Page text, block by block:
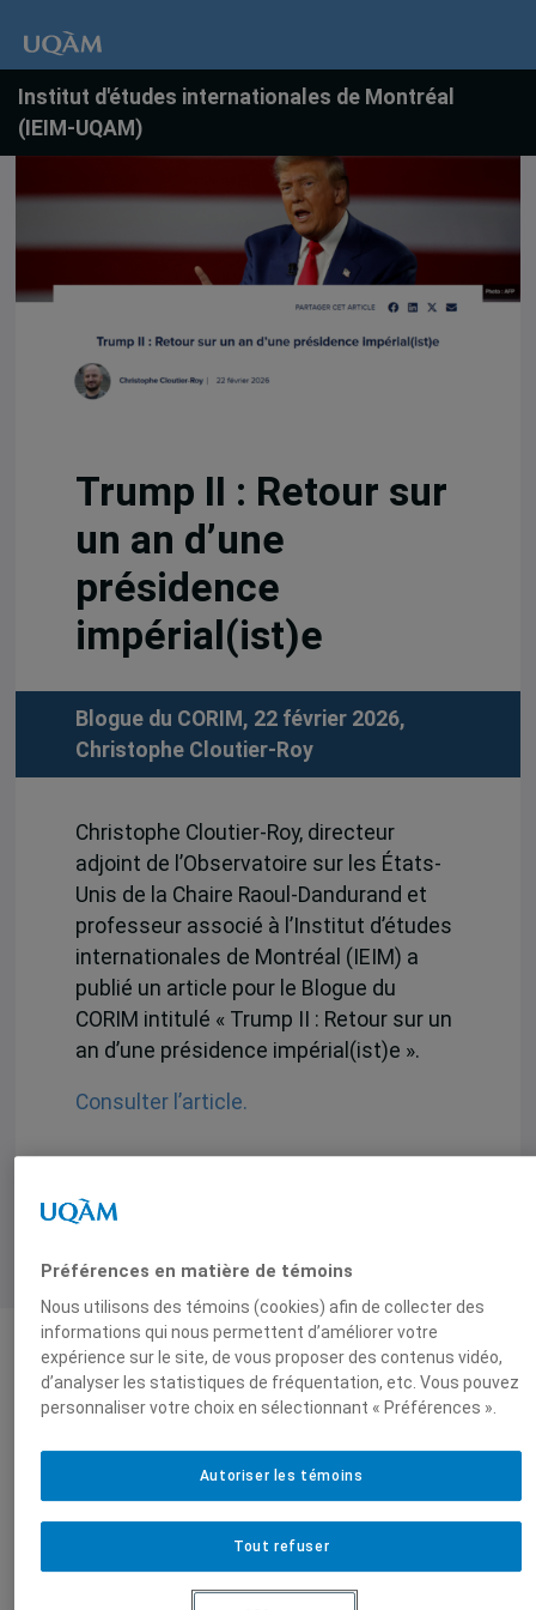
Institut d'études internationales de Montréal
(IEIM-UQAM)
Trump II : Retour sur
un an d’une
présidence
impérial(ist)e
Blogue du CORIM, 22 février 2026,
Christophe Cloutier-Roy
Christophe Cloutier-Roy, directeur
adjoint de l’Observatoire sur les États-
Unis de la Chaire Raoul-Dandurand et
professeur associé à l’Institut d’études
internationales de Montréal (IEIM) a
publié un article pour le Blogue du
CORIM intitulé « Trump II : Retour sur un
an d’une présidence impérial(ist)e ».
Consulter l’article.
Auteurs-trices
Christophe Cloutier-
Préférences en matière de témoins
Nous utilisons des témoins (cookies) afin de collecter des
informations qui nous permettent d’améliorer votre
expérience sur le site, de vous proposer des contenus vidéo,
d’analyser les statistiques de fréquentation, etc. Vous pouvez
personnaliser votre choix en sélectionnant « Préférences ».
Tout refuser
Autoriser les témoins